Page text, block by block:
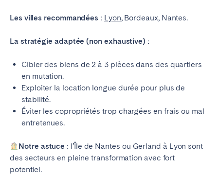
Les villes recommandées : Lyon, Bordeaux, Nantes.
La stratégie adaptée (non exhaustive) :
Cibler des biens de 2 à 3 pièces dans des quartiers
en mutation.
Exploiter la location longue durée pour plus de
stabilité.
Éviter les copropriétés trop chargées en frais ou mal
entretenues.
Notre astuce : l’Île de Nantes ou Gerland à Lyon sont
des secteurs en pleine transformation avec fort
potentiel.